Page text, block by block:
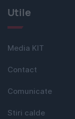
Utile
Media KIT
Contact
Comunicate
Stiri calde